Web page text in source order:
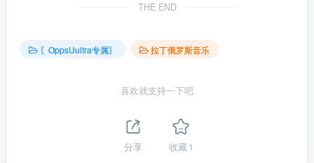
THE END
〖OppsUultra专属〗 拉丁俄罗斯音乐
喜欢就支持一下吧
分享 收藏 1